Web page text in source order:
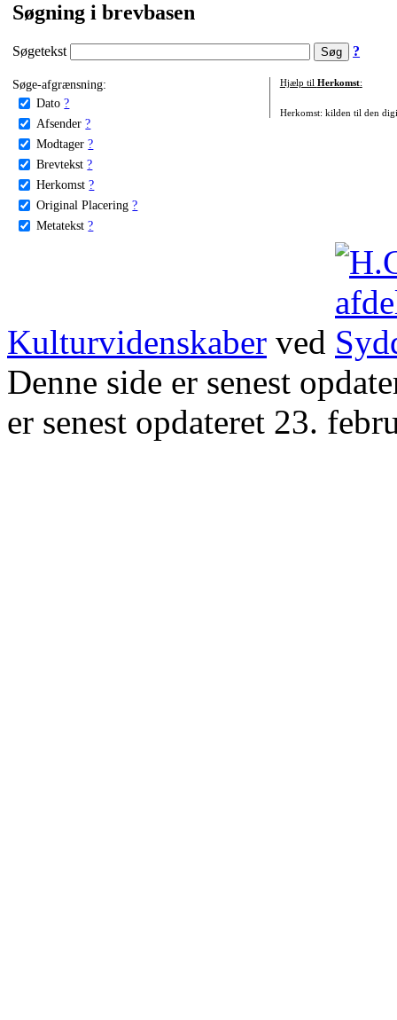
Søgning i brevbasen
Søgetekst ?
Søge-afgrænsning:
Dato ?
Afsender ?
Modtager ?
Brevtekst ?
Herkomst ?
Original Placering ?
Metatekst ?
Hjælp til Herkomst:
Herkomst: kilden til den
Kulturvidenskaber ved
Denne side er senest
er senest opdateret 23.